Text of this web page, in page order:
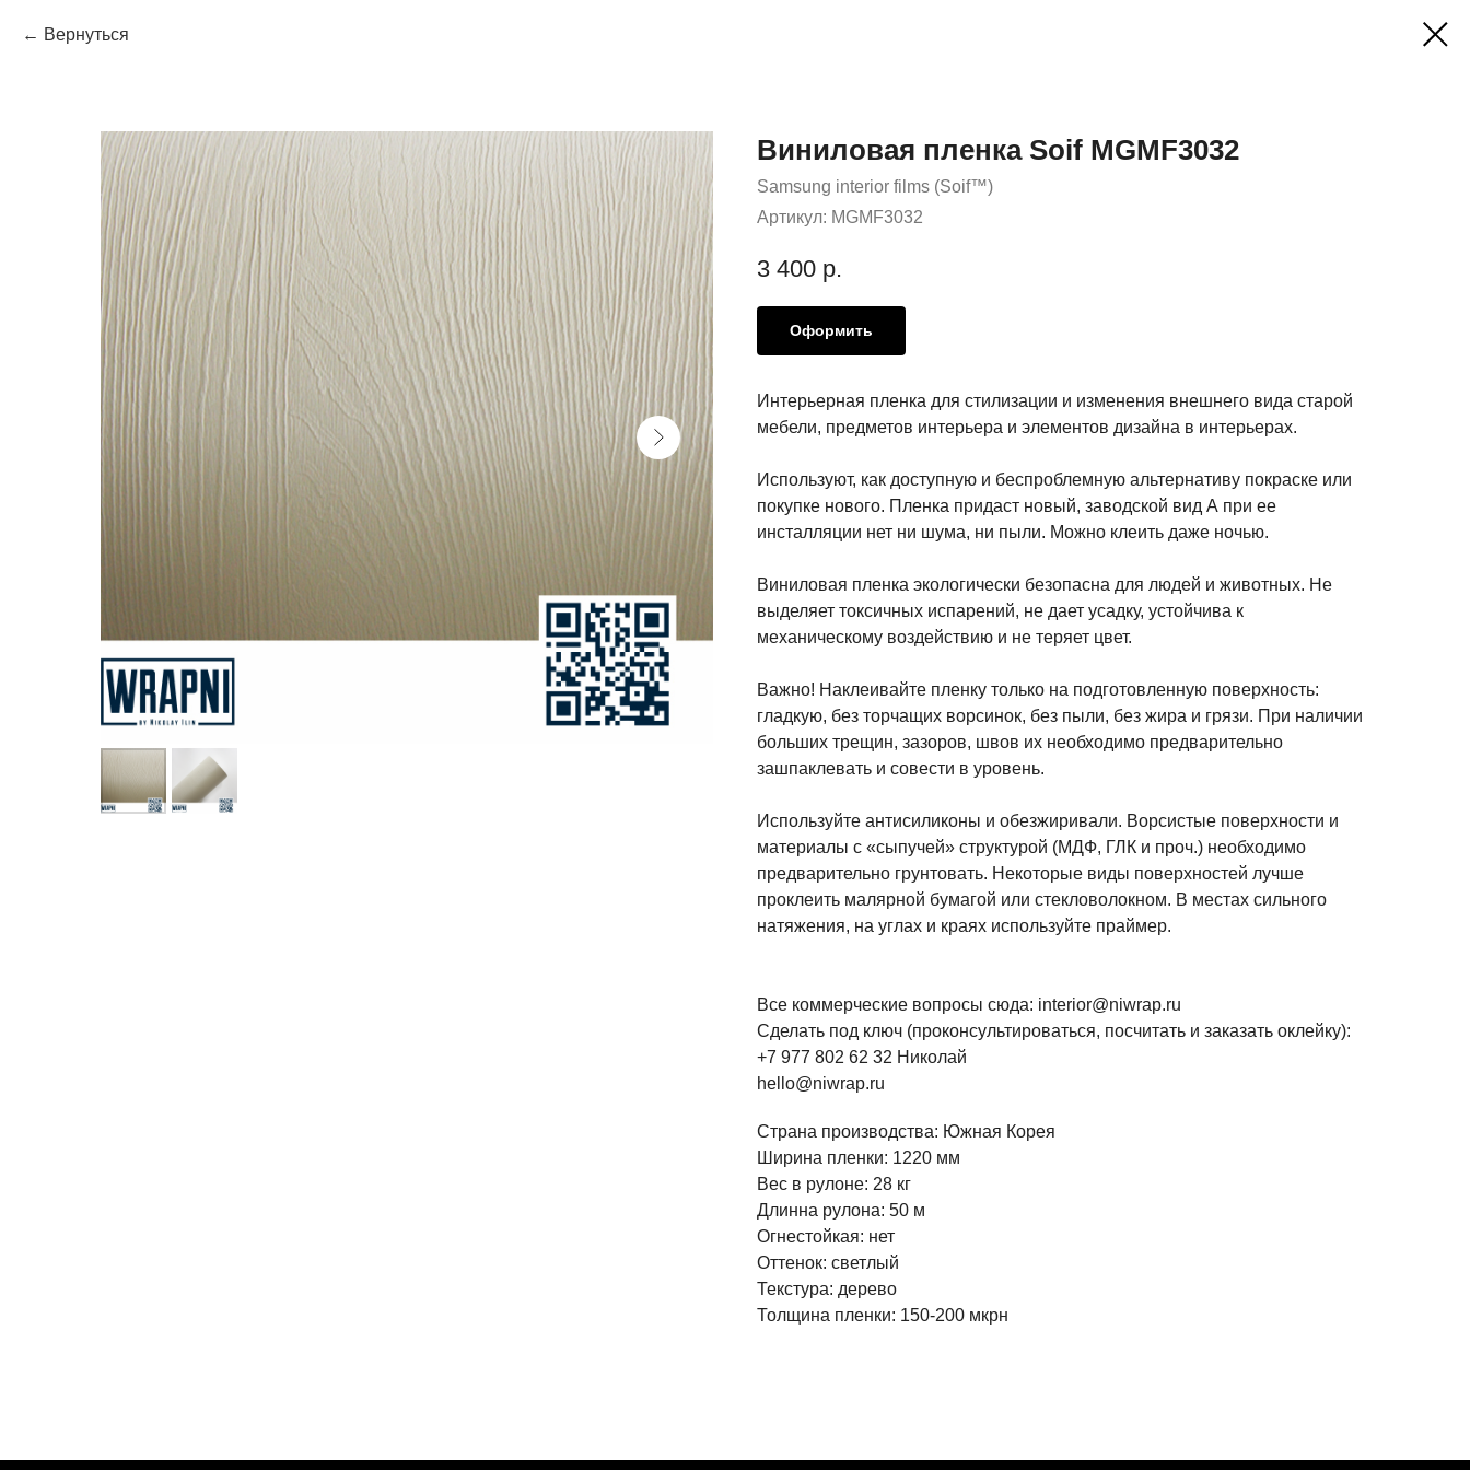
Вернуться
Виниловая пленка Soif MGMF3032
Samsung interior films (Soif™)
Артикул: MGMF3032
3 400 р.
Оформить
Интерьерная пленка для стилизации и изменения внешнего вида старой
мебели, предметов интерьера и элементов дизайна в интерьерах.
Используют, как доступную и беспроблемную альтернативу покраске или
покупке нового. Пленка придаст новый, заводской вид А при ее
инсталляции нет ни шума, ни пыли. Можно клеить даже ночью.
Виниловая пленка экологически безопасна для людей и животных. Не
выделяет токсичных испарений, не дает усадку, устойчива к
механическому воздействию и не теряет цвет.
Важно! Наклеивайте пленку только на подготовленную поверхность:
гладкую, без торчащих ворсинок, без пыли, без жира и грязи. При наличии
больших трещин, зазоров, швов их необходимо предварительно
зашпаклевать и совести в уровень.
Используйте антисиликоны и обезжиривали. Ворсистые поверхности и
материалы с «сыпучей» структурой (МДФ, ГЛК и проч.) необходимо
предварительно грунтовать. Некоторые виды поверхностей лучше
проклеить малярной бумагой или стекловолокном. В местах сильного
натяжения, на углах и краях используйте праймер.
Все коммерческие вопросы сюда: interior@niwrap.ru
Сделать под ключ (проконсультироваться, посчитать и заказать оклейку):
+7 977 802 62 32 Николай
hello@niwrap.ru
Страна производства: Южная Корея
Ширина пленки: 1220 мм
Вес в рулоне: 28 кг
Длинна рулона: 50 м
Огнестойкая: нет
Оттенок: светлый
Текстура: дерево
Толщина пленки: 150-200 мкрн